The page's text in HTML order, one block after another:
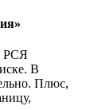
РСЯ
В
Плюс,